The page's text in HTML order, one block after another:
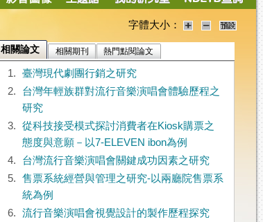
字體大小：
相關論文 相關期刊 熱門點閱論文
1.
臺灣現代劇團行銷之研究
2.
台灣年輕族群對流行音樂演唱會體驗歷程之
研究
3.
從科技接受模式探討消費者在Kiosk購票之
態度與意願－以7-ELEVEN ibon為例
4.
台灣流行音樂演唱會關鍵成功因素之研究
5.
售票系統經營與管理之研究-以兩廳院售票系
統為例
6.
流行音樂演唱會視覺設計的製作歷程探究